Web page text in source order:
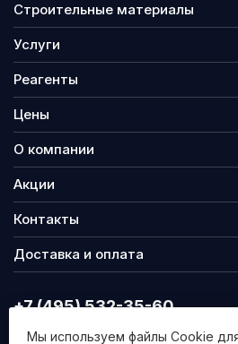
Строительные материалы
Услуги
Реагенты
Цены
О компании
Акции
Контакты
Доставка и оплата
+7 (495) 532-35-60
info@nsmgr.ru
Мы используем файлы Cookie